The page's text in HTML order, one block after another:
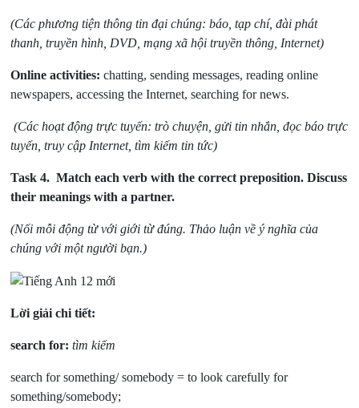
(Các phương tiện thông tin đại chúng: báo, tạp chí, đài phát
thanh, truyền hình, DVD, mạng xã hội truyền thông, Internet)
Online activities: chatting, sending messages, reading online
newspapers, accessing the Internet, searching for news.
(Các hoạt động trực tuyến: trò chuyện, gửi tin nhắn, đọc báo trực
tuyến, truy cập Internet, tìm kiếm tin tức)
Task 4. Match each verb with the correct preposition. Discuss
their meanings with a partner.
(Nối mỗi động từ với giới từ đúng. Thảo luận về ý nghĩa của
chúng với một người bạn.)
Lời giải chi tiết:
search for: tìm kiếm
search for something/ somebody = to look carefully for
something/somebody;